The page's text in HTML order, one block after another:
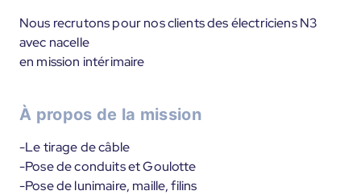
Nous recrutons pour nos clients des électriciens N3
avec nacelle
en mission intérimaire
À propos de la mission
-Le tirage de câble
-Pose de conduits et Goulotte
-Pose de lunimaire, maille, filins